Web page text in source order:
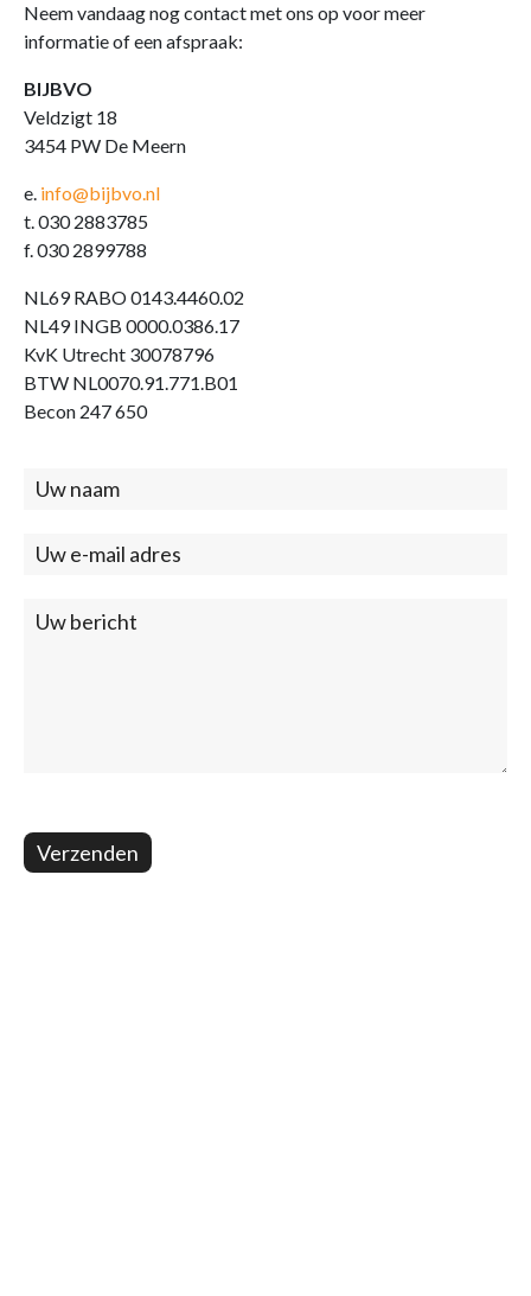
Neem vandaag nog contact met ons op voor meer
informatie of een afspraak:
BIJBVO
Veldzigt 18
3454 PW De Meern
e. info@bijbvo.nl
t. 030 2883785
f. 030 2899788
NL69 RABO 0143.4460.02
NL49 INGB 0000.0386.17
KvK Utrecht 30078796
BTW NL0070.91.771.B01
Becon 247 650
Contact
Verzenden